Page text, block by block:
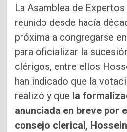
La Asamblea de
reunido desde hacía
próxima a congregarse
para oficializar la
clérigos, entre ellos
han indicado que la
realizó y que la
anunciada en breve por
consejo clerical,